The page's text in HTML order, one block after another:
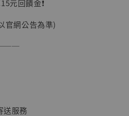
元回饋金❗️
官網公告為準)
送服務